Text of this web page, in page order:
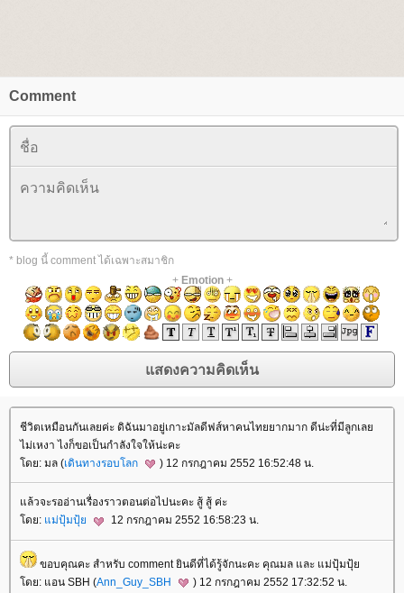
Comment
* blog นี้ comment ได้เฉพาะสมาชิก
+ Emotion+
ชีวิตเหมือนกันเลยค่ะ ดิฉันมาอยู่เกาะมัลดีฟส์หาคนไทยยากมาก ดีน่ะที่มีลูกเล
ไม่เหงา ไงก็ขอเป็นกำลังใจให้น่ะคะ
ดย: มล (เดินทางรอบโลก ) 12 กรกฎาคม 2552 16:52:48 น.
ล้วจะรออ่านเรื่องราวตอนต่อไปนะคะ สู้ สู้ ค่ะ
ดย: ม่ปุ้มปุ้ 12 กรกฎาคม 2552 16:58:23 น.
ขอบคุณคะ สำหรับ comment ยินดีที่ได้รู้จักนะคะ คุณมล และ แม่ปุ้มปุ้
ดย: แอน SBH (Ann_Guy_SBH ) 12 กรกฎาคม 2552 17:32:52 น.